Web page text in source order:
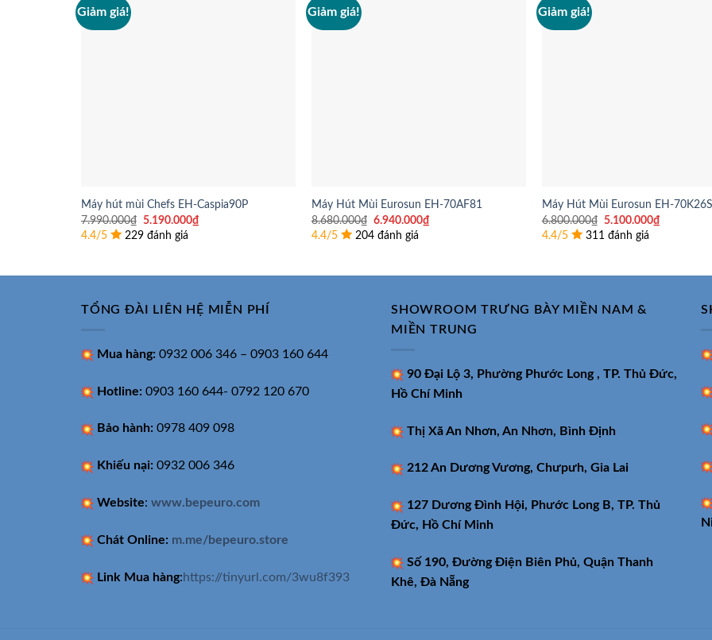
Giảm giá!
Máy hút mùi Chefs EH-Caspia90P
7.990.000₫
Giá
gốc
là:
5.190.000₫
4.4/5 229 đánh giá
Giảm giá!
Máy Hút Mùi Eurosun EH-70AF81
8.680.000₫ Giá
gốc
là:
6.940.000₫
4.4/5 204 đánh giá
Giảm giá!
Máy Hút Mùi Eurosun EH-70K26S
6.800.000₫
Giá
gốc
là:
5.100.000₫
4.4/5 311 đánh giá
TỔNG ĐÀI LIÊN HỆ MIỄN PHÍ
Mua hàng: 0932 006 346 – 0903 160 644
Hotline: 0903 160 644- 0792 120 670
Bảo hành: 0978 409 098
Khiếu nại: 0932 006 346
Website: www.bepeuro.com
Chát Online: m.me/bepeuro.store
Link Mua hàng:https://tinyurl.com/3wu8f393
SHOWROOM TRƯNG BÀY MIỀN NAM &
MIỀN TRUNG
90 Đại Lộ 3, Phường Phước Long , TP. Thủ Đức,
Hồ Chí Minh
Thị Xã An Nhơn, An Nhơn, Bình Định
212 An Dương Vương, Chưpưh, Gia Lai
127 Dương Đình Hội, Phước Long B, TP. Thủ
Đức, Hồ Chí Minh
Số 190, Đường Điện Biên Phủ, Quận Thanh
Khê, Đà Nẵng